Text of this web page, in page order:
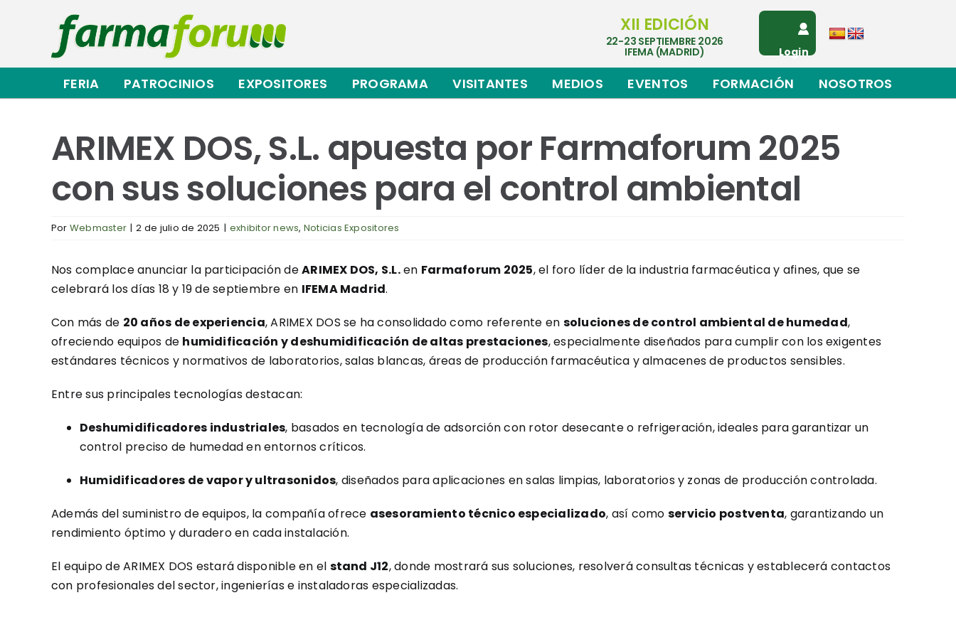
contenido
XII EDICIÓN
22-23 SEPTIEMBRE 2026
IFEMA (MADRID) Login
FERIA PATROCINIOS EXPOSITORES PROGRAMA VISITANTES MEDIOS EVENTOS FORMACIÓN NOSOTROS
ARIMEX DOS, S.L. apuesta por Farmaforum 2025
con sus soluciones para el control ambiental
Por Webmaster | 2 de julio de 2025 | exhibitor news, Noticias Expositores
Nos complace anunciar la participación deARIMEX DOS, S.L.en Farmaforum 2025, el foro líder de la industria farmacéutica y afines, que se
celebrará los días 18 y 19 de septiembre en IFEMA Madrid.
Con más de 20 años de experiencia, ARIMEX DOS se ha consolidado como referente en soluciones de control ambiental de humedad,
ofreciendo equipos de humidificación y deshumidificación de altas prestaciones, especialmente diseñados para cumplir con los exigentes
estándares técnicos y normativos de laboratorios, salas blancas, áreas de producción farmacéutica y almacenes de productos sensibles.
Entre sus principales tecnologías destacan:
Deshumidificadores industriales, basados en tecnología de adsorción con rotor desecante o refrigeración, ideales para garantizar un
control preciso de humedad en entornos críticos.
Humidificadores de vapor y ultrasonidos, diseñados para aplicaciones en salas limpias, laboratorios y zonas de producción controlada.
Además del suministro de equipos, la compañía ofrece asesoramiento técnico especializado, así como servicio postventa, garantizando un
rendimiento óptimo y duradero en cada instalación.
El equipo de ARIMEX DOS estará disponible en el stand J12, donde mostrará sus soluciones, resolverá consultas técnicas y establecerá contactos
con profesionales del sector, ingenierías e instaladoras especializadas.